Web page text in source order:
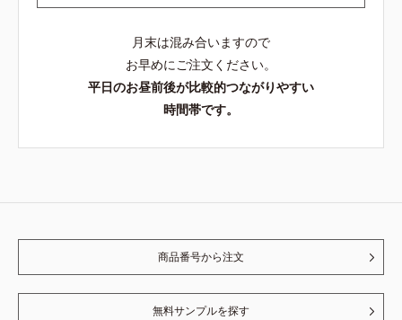
月末は混み合いますので
お早めにご注文ください。
平日のお昼前後が比較的つながりやすい
時間帯です。
商品番号から注文
無料サンプルを探す